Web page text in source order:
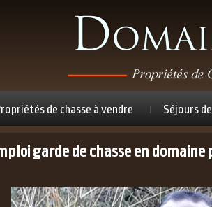
de chasse à vendre Séjours
garde de chasse en domaine